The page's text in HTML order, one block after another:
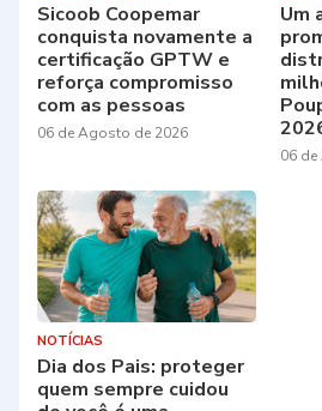
Sicoob Coopemar
conquista novamente a
certificação GPTW e
reforça compromisso
com as pessoas
06 de Agosto de 2026
Um
06
NOTÍCIAS
Dia dos Pais: proteger
quem sempre cuidou